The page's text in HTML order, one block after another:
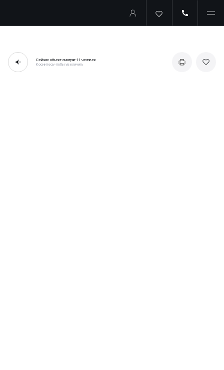
Сейчас объект смотрят11 человек
Коснитесь чтобы увеличить